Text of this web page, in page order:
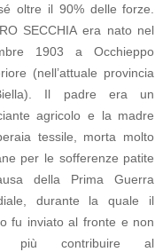
oltre il 90% delle forze.
SECCHIA era nato nel
1903 a Occhieppo
(nell’attuale provincia
Il padre era un
agricolo e la madre
tessile, morta molto
per le sofferenze patite
della Prima Guerra
durante la quale il
fu inviato al fronte e non
più contribuire al